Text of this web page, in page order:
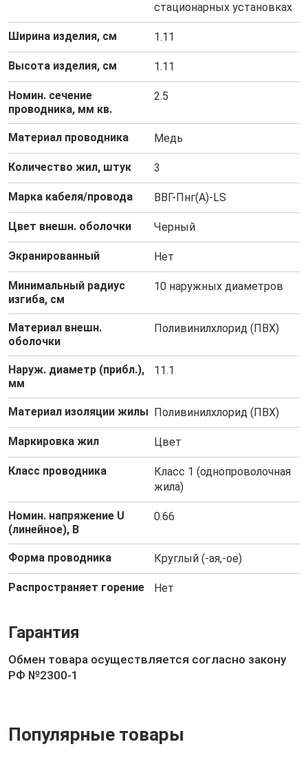
стационарных установках
Ширина изделия, см 1.11
Высота изделия, см 1.11
Номин. сечение
проводника, мм кв.
2.5
Материал проводника Медь
Количество жил, штук 3
Марка кабеля/провода ВВГ-Пнг(А)-LS
Цвет внешн. оболочки Черный
Экранированный Нет
Минимальный радиус
изгиба, см
10 наружных диаметров
Материал внешн.
оболочки
Поливинилхлорид (ПВХ)
Наруж. диаметр (прибл.),
мм
11.1
Материал изоляции жилы Поливинилхлорид (ПВХ)
Маркировка жил Цвет
Класс проводника
Класс 1 (однопроволочная
жила)
Номин. напряжение U
(линейное), В
0.66
Форма проводника Круглый (-ая,-ое)
Распространяет горение Нет
Гарантия
Обмен товара осуществляется согласно закону
РФ №2300-1
Популярные товары